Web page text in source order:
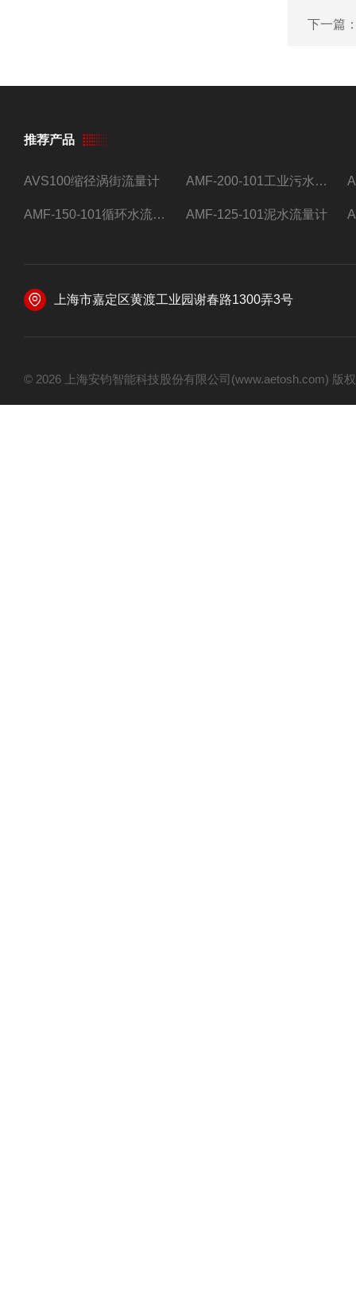
下一篇
推荐产品
AVS100缩径涡街流量计 AMF-200-101工业污水流量计
AMF-150-101循环水流量计,电磁流量计 AMF-125-101泥水流量计
上海市嘉定区黄渡工业园谢春路1300弄3号
© 2026 上海安钧智能科技股份有限公司(www.aetosh.com)